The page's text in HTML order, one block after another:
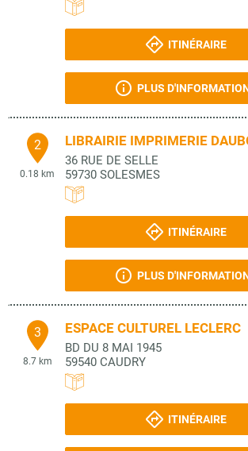
ITINÉRAIRE
PLUS
2
0.18 km
LIBRAIRIE IMPRIMERIE
36 RUE DE SELLE
59730 SOLESMES
ITINÉRAIRE
PLUS
3
8.7 km
ESPACE CULTUREL LECLERC
BD DU 8 MAI 1945
59540 CAUDRY
ITINÉRAIRE